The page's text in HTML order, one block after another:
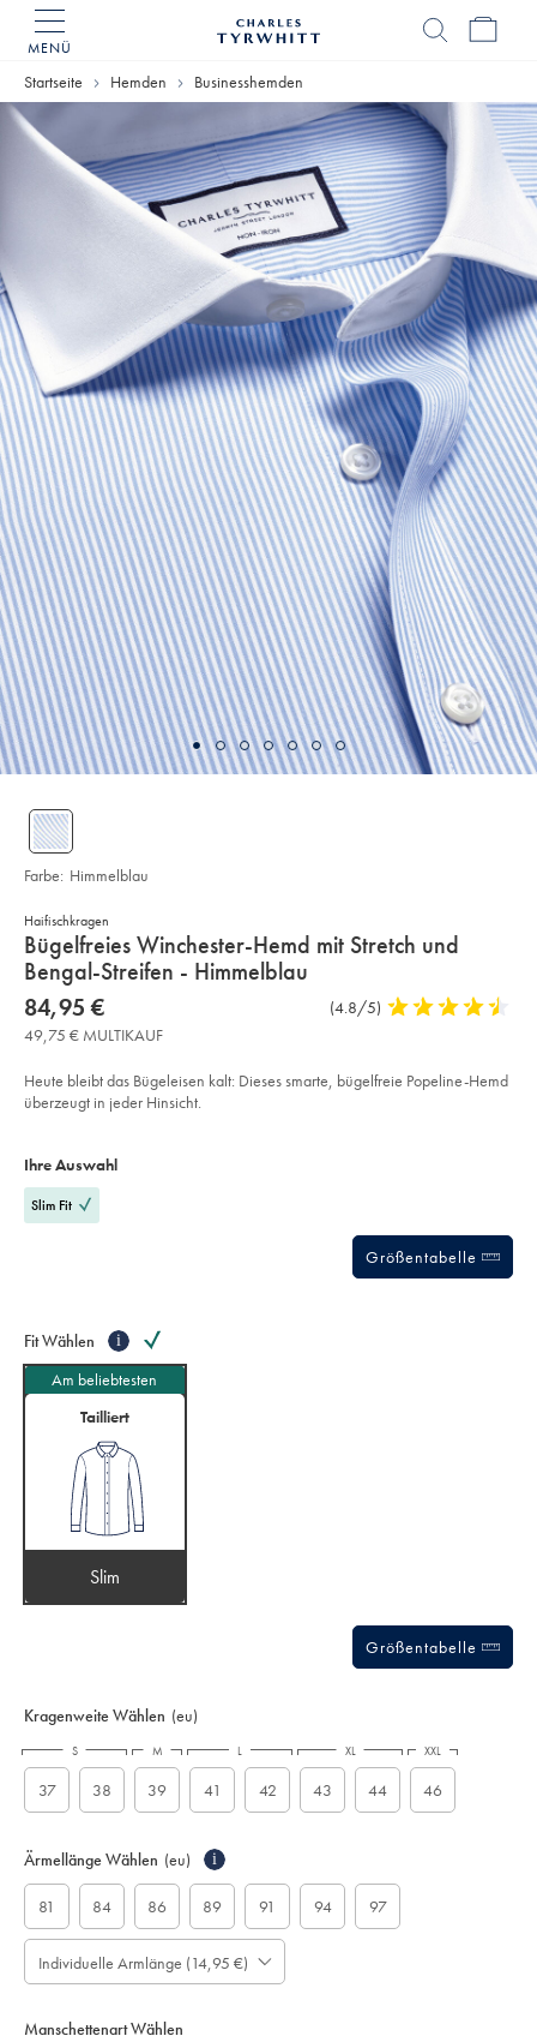
MENÜ
Home
Startseite Hemden Businesshemden
Haifischkragen
details
about
product:
Bügelfreies Winchester-Hemd mit Stretch und
Bengal-Streifen - Himmelblau
Details
https://www.charlestyrwhitt.com/de/buegelfreies-
winchester-
hemd-
mit-
und-
bengal-
streifen-
sourceCode=dmdefault
now
84,95
€
84,95 € Produktrezensionen
(4.8/5) 4,8
of
5
49,75 € MULTIKAUF
Heute bleibt das Bügeleisen kalt: Dieses smarte, bügelfreie Popeline-Hemd
überzeugt in jeder Hinsicht.
Farbe: Himmelblau
Actions
cart
Ihre Auswahl
Slim Fit
Größentabelle
Fit Wählen i
Am beliebtesten
Tailliert
Slim
Größentabelle
Kragenweite Wählen (eu)
37 38 39 41 42 43 44 46
S M L XL XXL
Ärmellänge Wählen (eu) i
81 84 86 89 91 94 97
Individuelle Armlänge (14,95 €)
Manschettenart Wählen